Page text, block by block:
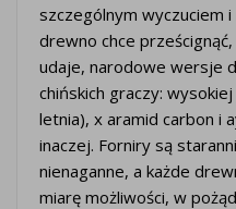
szczególnym wyczuciem
drewno chce
udaje, narodowe wersje
chińskich graczy:
letnia), x aramid carbon i
inaczej. Forniry są
nienaganne, a każde
miarę możliwości, w